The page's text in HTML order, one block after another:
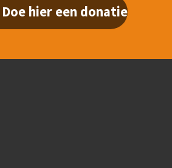
hier een donatie